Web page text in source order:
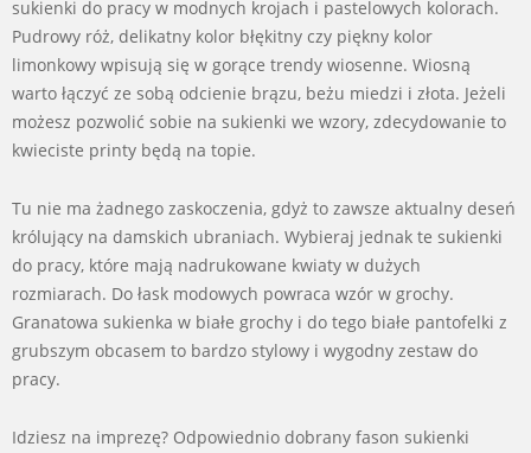
sukienki do pracy w modnych krojach i pastelowych kolorach.
Pudrowy róż, delikatny kolor błękitny czy piękny kolor
limonkowy wpisują się w gorące trendy wiosenne. Wiosną
warto łączyć ze sobą odcienie brązu, beżu miedzi i złota. Jeżeli
możesz pozwolić sobie na sukienki we wzory, zdecydowanie to
kwieciste printy będą na topie.
Tu nie ma żadnego zaskoczenia, gdyż to zawsze aktualny deseń
królujący na damskich ubraniach. Wybieraj jednak te sukienki
do pracy, które mają nadrukowane kwiaty w dużych
rozmiarach. Do łask modowych powraca wzór w grochy.
Granatowa sukienka w białe grochy i do tego białe pantofelki z
grubszym obcasem to bardzo stylowy i wygodny zestaw do
pracy.
Idziesz na imprezę? Odpowiednio dobrany fason sukienki